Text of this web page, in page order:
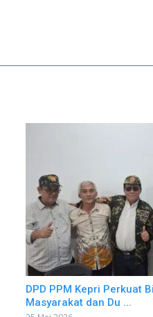
DPD PPM Kepri Perkuat
Masyarakat dan Du ...